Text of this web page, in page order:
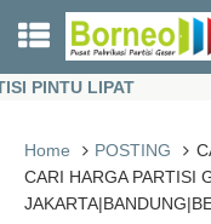
LIPAT
Home
POSTING
CARI HARGA PARTISI